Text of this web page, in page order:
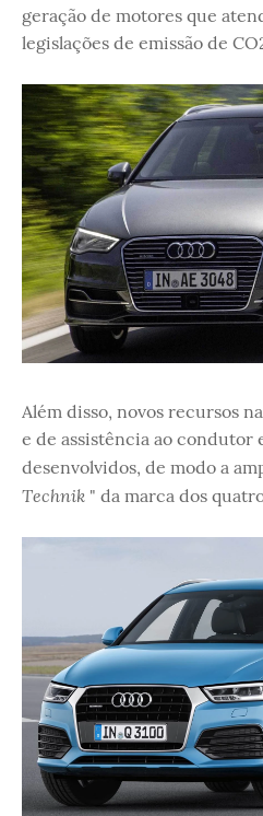
geração de motores que
legislações de emissão de
Além disso, novos recursos
e de assistência ao condutor
desenvolvidos, de modo a
Technik " da marca dos